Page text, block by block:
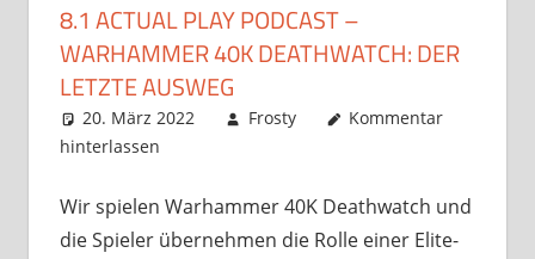
8.1 ACTUAL PLAY PODCAST –
WARHAMMER 40K DEATHWATCH: DER
LETZTE AUSWEG
20. März 2022 Frosty
Kommentar
hinterlassen
Wir spielen Warhammer 40K Deathwatch und
die Spieler übernehmen die Rolle einer Elite-